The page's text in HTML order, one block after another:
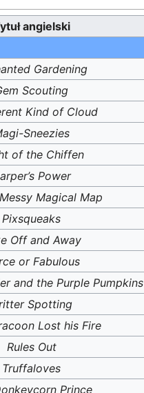
angielski
Gardening
Scouting
Kind of Cloud
Sneezies
of the Chiffen
Power
Magical Map
Pixsqueaks
Off and Away
or Fabulous
and the Purple Pumpkins
Spotting
Lost his Fire
Rules Out
Truffaloves
Prince